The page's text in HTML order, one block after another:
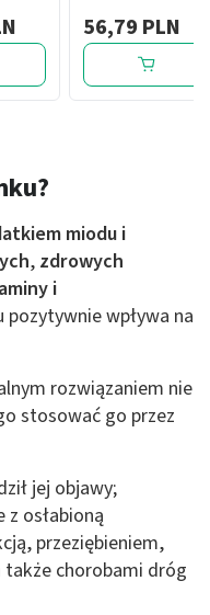
grypę, pojemniki
jednodawkowe,
12x1g
56,79 PLN
miodu i
, zdrowych
i
wpływa na
rozwiązaniem nie
stosować go przez
jej objawy;
osłabioną
przeziębieniem,
chorobami dróg